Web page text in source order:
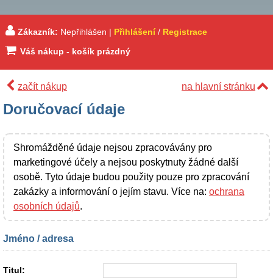
Zákazník: Nepřihlášen | Přihlášení/ Registrace
Váš nákup - košík prázdný
začít nákup na hlavní stránku
Doručovací údaje
Shromážděné údaje nejsou zpracovávány pro
marketingové účely a nejsou poskytnuty žádné další
osobě. Tyto údaje budou použity pouze pro zpracování
zakázky a informování o jejím stavu. Více na: ochrana
osobních údajů.
Jméno / adresa
Titul: